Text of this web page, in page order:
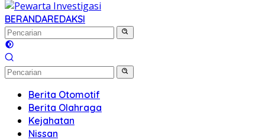
BERANDAREDAKSI
Berita Otomotif
Berita Olahraga
Kejahatan
Nissan